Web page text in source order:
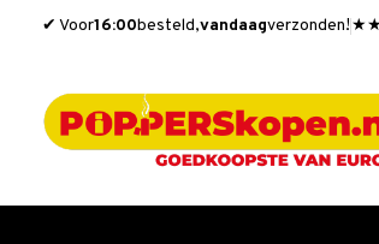
✔ Voor16:00besteld,vandaagverzonden!